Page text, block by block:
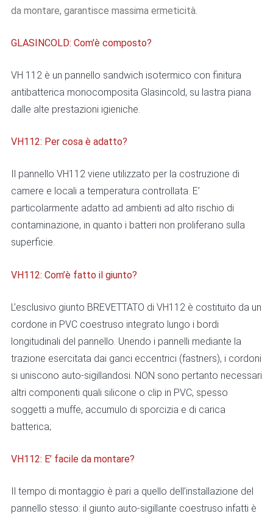
da montare, garantisce massima ermeticità.
GLASINCOLD: Com'è composto?
VH 112 è un pannello sandwich isotermico con finitura
antibatterica monocomposita Glasincold, su lastra piana
dalle alte prestazioni igieniche.
VH112: Per cosa è adatto?
Il pannello VH112 viene utilizzato per la costruzione di
camere e locali a temperatura controllata. E’
particolarmente adatto ad ambienti ad alto rischio di
contaminazione, in quanto i batteri non proliferano sulla
superficie.
VH112: Com’è fatto il giunto?
L’esclusivo giunto BREVETTATO di VH112 è costituito da un
cordone in PVC coestruso integrato lungo i bordi
longitudinali del pannello. Unendo i pannelli mediante la
trazione esercitata dai ganci eccentrici (fastners), i cordoni
si uniscono auto-sigillandosi. NON sono pertanto necessari
altri componenti quali silicone o clip in PVC, spesso
soggetti a muffe, accumulo di sporcizia e di carica
batterica;
VH112: E’ facile da montare?
Il tempo di montaggio è pari a quello dell’installazione del
pannello stesso: il giunto auto-sigillante coestruso infatti è